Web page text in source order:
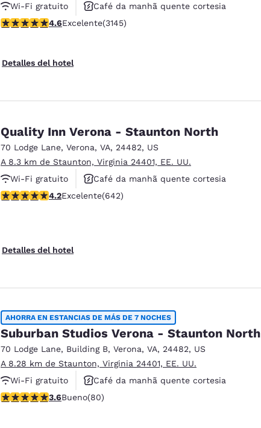
Wi-Fi gratuito
Café da manhã quente cortesia
Aceita animais de estimação
calificación de 4.57 estrellas. Excelente. 3145 reseñas
4.6Excelente(3145)
Detalles del hotel
Quality Inn Verona - Staunton North
70 Lodge Lane, Verona, VA, 24482, US
A 8.3 km de Staunton, Virginia 24401, EE. UU.
Wi-Fi gratuito
Café da manhã quente cortesia
Aceita animais de estimação
calificación de 4.24 estrellas. Excelente. 642 reseñas
4.2Excelente(642)
Detalles del hotel
AHORRA EN ESTANCIAS DE MÁS DE 7 NOCHES
Suburban Studios Verona - Staunton North
70 Lodge Lane, Building B, Verona, VA, 24482, US
A 8.28 km de Staunton, Virginia 24401, EE. UU.
Wi-Fi gratuito
Café da manhã quente cortesia
Aceita animais de estimação
calificación de 3.64 estrellas. Bueno. 80 reseñas
3.6Bueno(80)